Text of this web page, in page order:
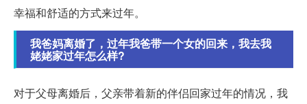
幸福和舒适的方式来过年。
我爸妈离婚了，过年我爸带一个女的回来，我去我
姥姥家过年怎么样?
对于父母离婚后，父亲带着新的伴侣回家过年的情况，我